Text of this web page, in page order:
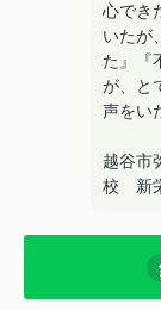
心でき
いたが
た』『
が、と
声をい
越谷
校 新